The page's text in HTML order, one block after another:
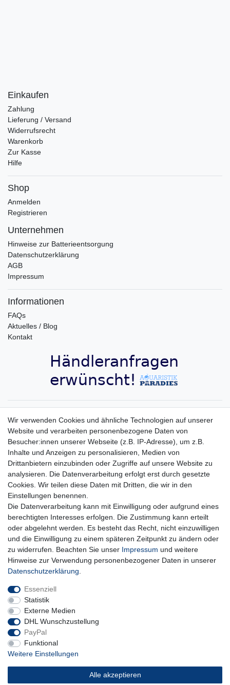
Einkaufen
Zahlung
Lieferung / Versand
Widerrufsrecht
Warenkorb
Zur Kasse
Hilfe
Shop
Anmelden
Registrieren
Unternehmen
Hinweise zur Batterieentsorgung
Datenschutzerklärung
AGB
Impressum
Informationen
FAQs
Aktuelles / Blog
Kontakt
Aquaristik-Paradies Newsletter
E-MAIL **
Newsletter
Honig
Hiermit bestätige ich, dass ich dieDaten­schutz­erklärunggelesen habe. Meine
Einwilligung kann ich jederzeit widerrufen.**
** Hierbei handelt es sich um ein Pflichtfeld.
Impressum Daten­schutz­erklärung AGB
Wir verwenden Cookies und ähnliche Technologien auf unserer
Website und verarbeiten personenbezogene Daten von
Besucher:innen unserer Webseite (z.B. IP-Adresse), um z.B.
Inhalte und Anzeigen zu personalisieren, Medien von
Drittanbietern einzubinden oder Zugriffe auf unsere Website zu
analysieren. Die Datenverarbeitung erfolgt erst durch gesetzte
Cookies. Wir teilen diese Daten mit Dritten, die wir in den
Einstellungen benennen.
Die Datenverarbeitung kann mit Einwilligung oder aufgrund eines
berechtigten Interesses erfolgen. Die Zustimmung kann erteilt
oder abgelehnt werden. Es besteht das Recht, nicht einzuwilligen
und die Einwilligung zu einem späteren Zeitpunkt zu ändern oder
zu widerrufen. Beachten Sie unser Impressum und weitere
Hinweise zur Verwendung personenbezogener Daten in unserer
Daten­schutz­erklärung
Essenziell
Statistik
Externe Medien
DHL Wunschzustellung
PayPal
Funktional
Weitere Einstellungen
Alle akzeptieren